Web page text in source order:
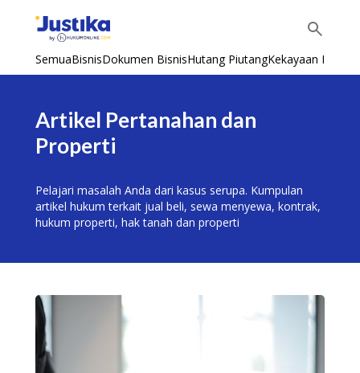
SemuaBisnisDokumen BisnisHutang PiutangKekayaan
Artikel Pertanahan dan
Properti
Pelajari masalah Anda dari kasus serupa. Kumpulan
artikel hukum terkait jual beli, sewa menyewa, kontrak,
hukum properti, hak tanah dan properti